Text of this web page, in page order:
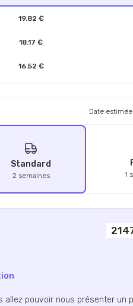
19.82 €
18.17 €
16.52 €
Date estimée
Standard
2 semaines 1
allez pouvoir nous présenter un